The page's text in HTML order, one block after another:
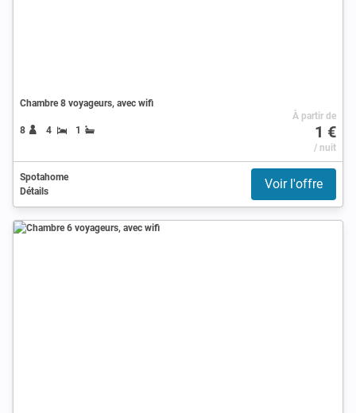
Chambre 8 voyageurs, avec wifi
8 4 1
À partir de
1 €
/ nuit
Spotahome
Détails
Voir l'offre